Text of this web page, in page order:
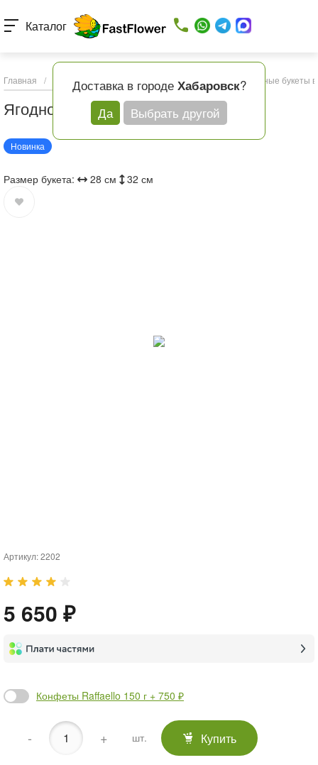
Доставка в городе Хабаровск?
Да
Выбрать другой
Каталог
Главная / Каталог товаров Букеты с доставкой Съедобные букеты
Ягодное наслаждение
Новинка
Размер букета: 28 см 32 см
Артикул:2202
5 650 ₽
Конфеты Raffaello 150 г + 750 ₽
- + шт. Купить